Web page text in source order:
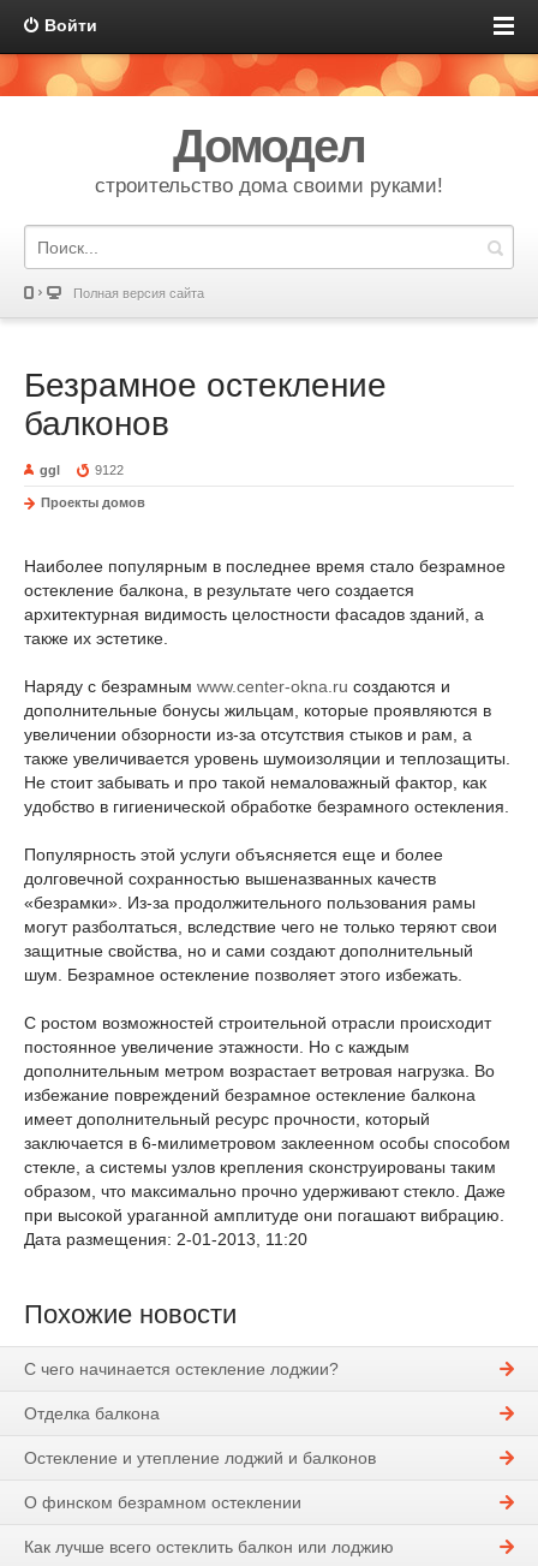
Войти
Домодел
строительство дома своими руками!
Полная версия сайта
Безрамное остекление
балконов
ggl 9122
Проекты домов
Наиболее популярным в последнее время стало безрамное
остекление балкона, в результате чего создается
архитектурная видимость целостности фасадов зданий, а
также их эстетике.
Наряду с безрамным www.center-okna.ru создаются и
дополнительные бонусы жильцам, которые проявляются в
увеличении обзорности из-за отсутствия стыков и рам, а
также увеличивается уровень шумоизоляции и теплозащиты.
Не стоит забывать и про такой немаловажный фактор, как
удобство в гигиенической обработке безрамного остекления.
Популярность этой услуги объясняется еще и более
долговечной сохранностью вышеназванных качеств
«безрамки». Из-за продолжительного пользования рамы
могут разболтаться, вследствие чего не только теряют свои
защитные свойства, но и сами создают дополнительный
шум. Безрамное остекление позволяет этого избежать.
С ростом возможностей строительной отрасли происходит
постоянное увеличение этажности. Но с каждым
дополнительным метром возрастает ветровая нагрузка. Во
избежание повреждений безрамное остекление балкона
имеет дополнительный ресурс прочности, который
заключается в 6-милиметровом заклеенном особы способом
стекле, а системы узлов крепления сконструированы таким
образом, что максимально прочно удерживают стекло. Даже
при высокой ураганной амплитуде они погашают вибрацию.
Дата размещения: 2-01-2013, 11:20
Похожие новости
С чего начинается остекление лоджии?
Отделка балкона
Остекление и утепление лоджий и балконов
О финском безрамном остеклении
Как лучше всего остеклить балкон или лоджию